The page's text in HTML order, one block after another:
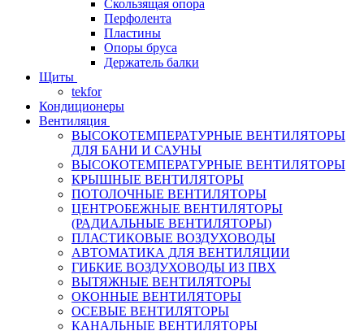
Скользящая опора
Перфолента
Пластины
Опоры бруса
Держатель балки
Щиты
tekfor
Кондиционеры
Вентиляция
ВЫСОКОТЕМПЕРАТУРНЫЕ ВЕНТИЛЯТОРЫ
ДЛЯ БАНИ И САУНЫ
ВЫСОКОТЕМПЕРАТУРНЫЕ ВЕНТИЛЯТОРЫ
КРЫШНЫЕ ВЕНТИЛЯТОРЫ
ПОТОЛОЧНЫЕ ВЕНТИЛЯТОРЫ
ЦЕНТРОБЕЖНЫЕ ВЕНТИЛЯТОРЫ
(РАДИАЛЬНЫЕ ВЕНТИЛЯТОРЫ)
ПЛАСТИКОВЫЕ ВОЗДУХОВОДЫ
АВТОМАТИКА ДЛЯ ВЕНТИЛЯЦИИ
ГИБКИЕ ВОЗДУХОВОДЫ ИЗ ПВХ
ВЫТЯЖНЫЕ ВЕНТИЛЯТОРЫ
ОКОННЫЕ ВЕНТИЛЯТОРЫ
ОСЕВЫЕ ВЕНТИЛЯТОРЫ
КАНАЛЬНЫЕ ВЕНТИЛЯТОРЫ